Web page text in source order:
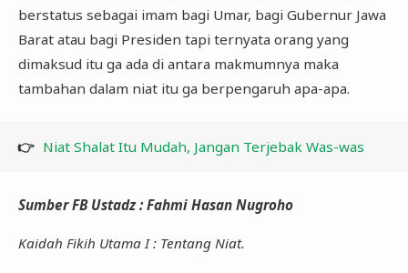
berstatus sebagai imam bagi Umar, bagi Gubernur Jawa
Barat atau bagi Presiden tapi ternyata orang yang
dimaksud itu ga ada di antara makmumnya maka
tambahan dalam niat itu ga berpengaruh apa-apa.
👉 Niat Shalat Itu Mudah, Jangan Terjebak Was-was
Sumber FB Ustadz : Fahmi Hasan Nugroho
Kaidah Fikih Utama I : Tentang Niat.